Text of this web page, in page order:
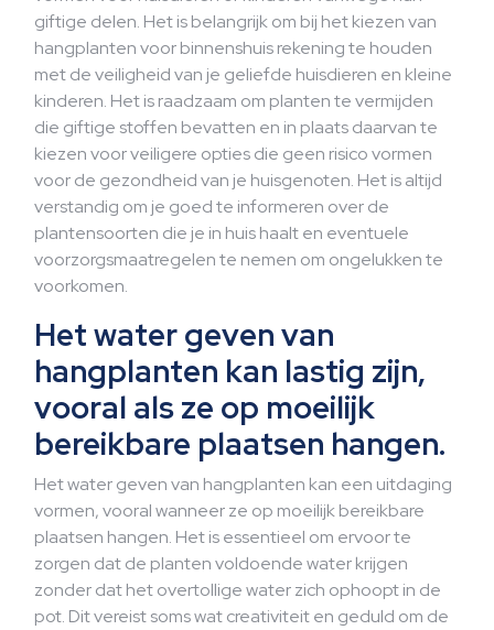
giftige delen. Het is belangrijk om bij het kiezen van
hangplanten voor binnenshuis rekening te houden
met de veiligheid van je geliefde huisdieren en kleine
kinderen. Het is raadzaam om planten te vermijden
die giftige stoffen bevatten en in plaats daarvan te
kiezen voor veiligere opties die geen risico vormen
voor de gezondheid van je huisgenoten. Het is altijd
verstandig om je goed te informeren over de
plantensoorten die je in huis haalt en eventuele
voorzorgsmaatregelen te nemen om ongelukken te
voorkomen.
Het water geven van
hangplanten kan lastig zijn,
vooral als ze op moeilijk
bereikbare plaatsen hangen.
Het water geven van hangplanten kan een uitdaging
vormen, vooral wanneer ze op moeilijk bereikbare
plaatsen hangen. Het is essentieel om ervoor te
zorgen dat de planten voldoende water krijgen
zonder dat het overtollige water zich ophoopt in de
pot. Dit vereist soms wat creativiteit en geduld om de